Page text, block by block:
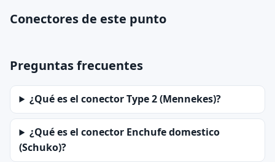
Conectores de este punto
Preguntas frecuentes
¿Qué es el conector Type 2 (Mennekes)?
¿Qué es el conector Enchufe domestico
(Schuko)?